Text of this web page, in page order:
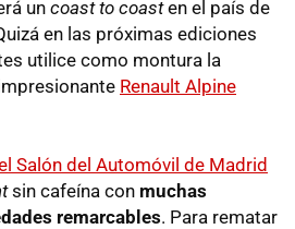
un coast to coasten el país de
en las próximas ediciones
utilice como montura la
Renault Alpine
Salón del Automóvil de Madrid
sin cafeína con muchas
remarcables. Para rematar